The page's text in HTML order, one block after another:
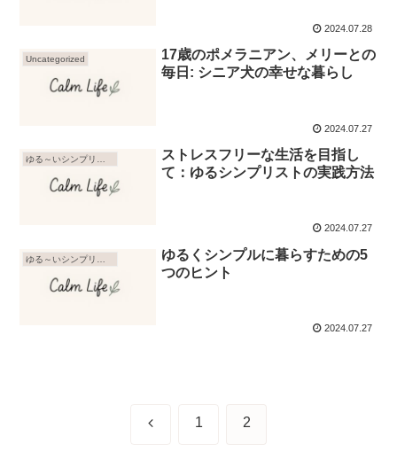
2024.07.28
Uncategorized
17歳のポメラニアン、メリーとの
毎日: シニア犬の幸せな暮らし
2024.07.27
ストレスフリーな生活を目指し
て：ゆるシンプリストの実践方法
2024.07.27
ゆるくシンプルに暮らすための5
つのヒント
2024.07.27
前 1 2